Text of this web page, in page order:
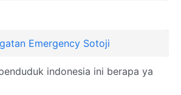
Emergency Sotoji
indonesia ini berapa ya